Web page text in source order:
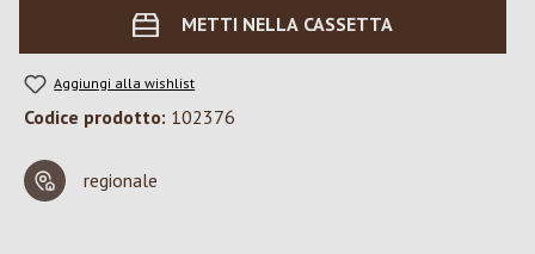
METTI NELLA CASSETTA
Aggiungi alla wishlist
Codice prodotto: 102376
regionale